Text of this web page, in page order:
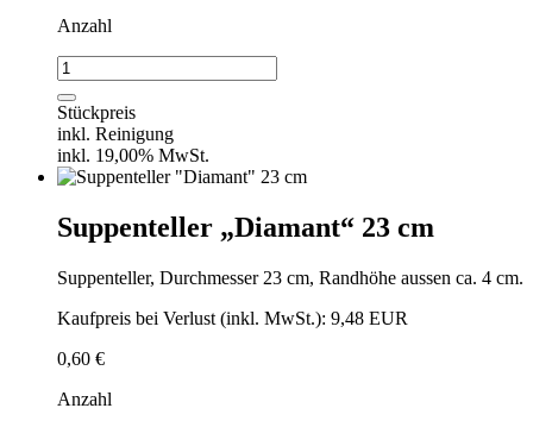
Anzahl
Speiseteller
"Diamant"
26
cm
Menge
Stückpreis
inkl. Reinigung
inkl. 19,00% MwSt.
Suppenteller „Diamant“ 23 cm
Suppenteller, Durchmesser 23 cm, Randhöhe aussen ca. 4 cm.
Kaufpreis bei Verlust (inkl. MwSt.): 9,48 EUR
0,60 €
Anzahl